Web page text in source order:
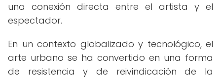
una conexión directa entre el artista y el
espectador.
En un contexto globalizado y tecnológico, el
arte urbano se ha convertido en una forma
de resistencia y de reivindicación de la